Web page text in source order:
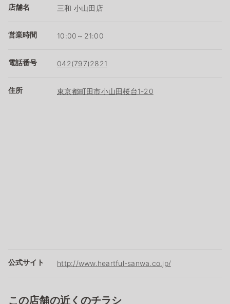
店舗名 三和 小山田店
営業時間 10:00～21:00
電話番号 042(797)2821
住所 東京都町田市小山田桜台1-20
公式サイト http://www.heartful-sanwa.co.jp/
この店舗の近くのチラシ